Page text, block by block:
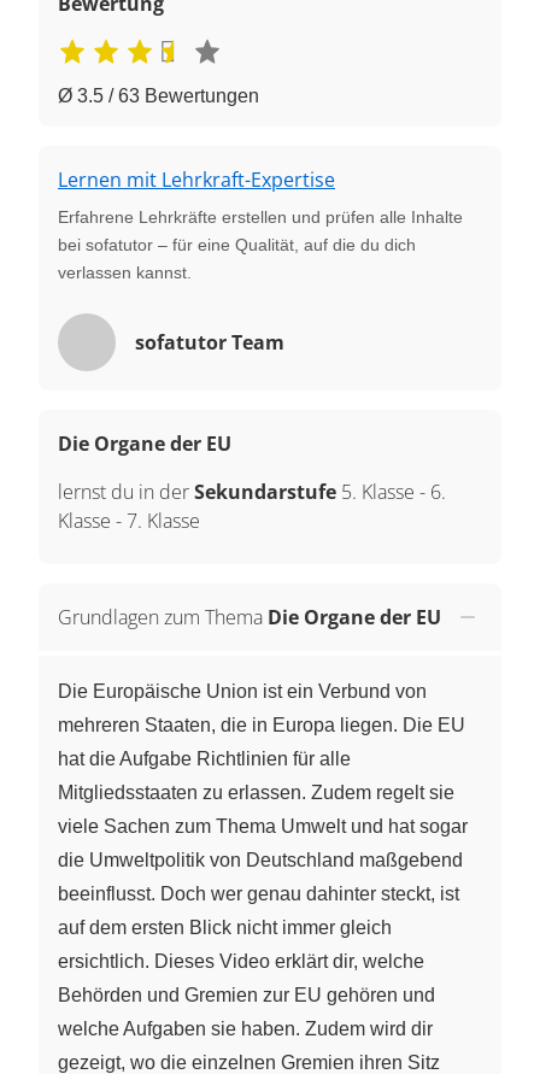
Ø 3.5 / 63 Bewertungen
Lernen mit Lehrkraft-Expertise
Erfahrene Lehrkräfte erstellen und prüfen alle Inhalte
bei sofatutor – für eine Qualität, auf die du dich
verlassen kannst.
sofatutor Team
Die Organe der EU
lernst du in derSekundarstufe 5. Klasse - 6.
Klasse -7. Klasse
Grundlagen zum Thema Die Organe der EU
Die Europäische Union ist ein Verbund von
mehreren Staaten, die in Europa liegen. Die EU
hat die Aufgabe Richtlinien für alle
Mitgliedsstaaten zu erlassen. Zudem regelt sie
viele Sachen zum Thema Umwelt und hat sogar
die Umweltpolitik von Deutschland maßgebend
beeinflusst. Doch wer genau dahinter steckt, ist
auf dem ersten Blick nicht immer gleich
ersichtlich. Dieses Video erklärt dir, welche
Behörden und Gremien zur EU gehören und
welche Aufgaben sie haben. Zudem wird dir
gezeigt, wo die einzelnen Gremien ihren Sitz